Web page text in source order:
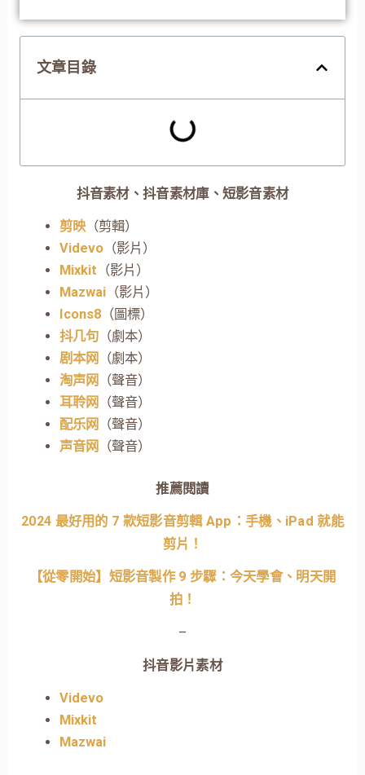
文章目錄
抖音素材、抖音素材庫、短影音素材
剪映（剪輯）
Videvo （影片）
Mixkit （影片）
Mazwai （影片）
Icons8 （圖標）
抖几句 （劇本）
剧本网
（劇本）
淘声网
（聲音）
耳聆网
（聲音）
配乐网
（聲音）
声音网
（聲音）
推薦閱讀
2024 最好用的 7 款短影音剪輯 App：手機、iPad 就能
剪片！
【從零開始】短影音製作 9 步驟：今天學會、明天開
拍！
–
抖音影片素材
Videvo
Mixkit
Mazwai